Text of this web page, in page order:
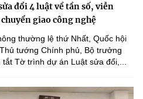
đổi 4 luật về tần số, viễn
giao công nghệ
thường lệ thứ Nhất, Quốc hội
tướng Chính phủ, Bộ trưởng
Tờ trình dự án Luật sửa đổi,...